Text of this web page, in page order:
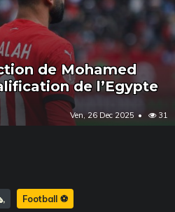
de Mohamed
de l’Egypte
Ven, 26 Dec 2025 31
Football ⚽️